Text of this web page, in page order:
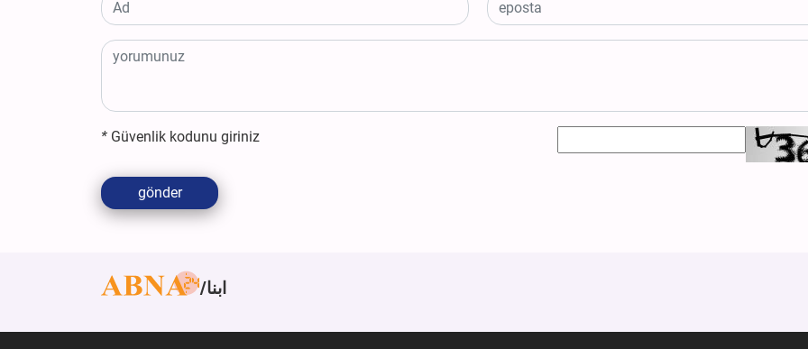
* Güvenlik kodunu giriniz
gönder
ابنا